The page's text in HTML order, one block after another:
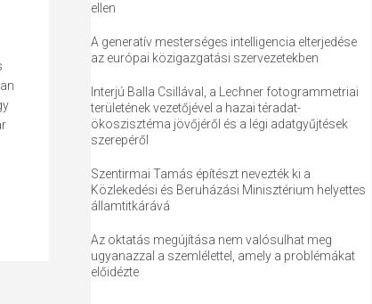
ellen
A generatív mesterséges intelligencia elterjedése
az európai közigazgatási szervezetekben
Interjú Balla Csillával, a Lechner fotogrammetriai
területének vezetőjével a hazai téradat-
ökoszisztéma jövőjéről és a légi adatgyűjtések
szerepéről
Szentirmai Tamás építészt nevezték ki a
Közlekedési és Beruházási Minisztérium helyettes
államtitkárává
Az oktatás megújítása nem valósulhat meg
ugyanazzal a szemlélettel, amely a problémákat
előidézte